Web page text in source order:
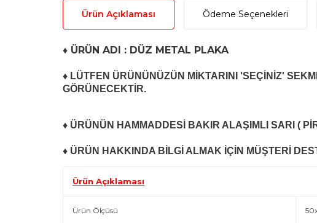
Ürün Açıklaması Ödeme Seçenekleri
♦ ÜRÜN ADI : DÜZ METAL PLAKA
♦ LÜTFEN ÜRÜNÜNÜZÜN MİKTARINI 'SEÇİNİZ'
GÖRÜNECEKTİR.
♦ ÜRÜNÜN HAMMADDESİ BAKIR ALAŞIMLI SARI (
♦ ÜRÜN HAKKINDA BİLGİ ALMAK İÇİN MÜŞTERİ
Ürün Açıklaması
Ürün Ölçüsü